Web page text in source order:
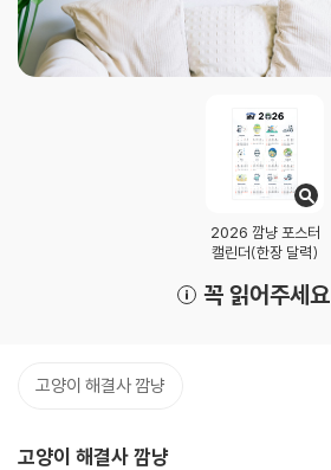
2026 깜냥 포스터
캘린더(한장 달력)
꼭 읽어주세요
고양이 해결사 깜냥
고양이 해결사 깜냥